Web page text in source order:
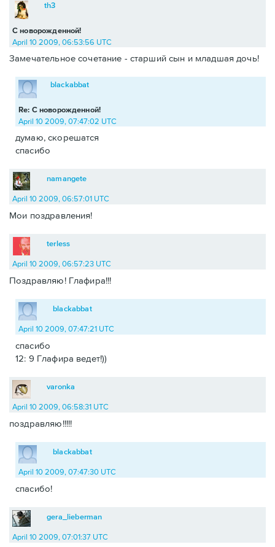
С новорожденной!
th3
April 10 2009, 06:53:56 UTC
Замечательное сочетание - старший сын и младшая дочь!
Re: С новорожденной!
blackabbat
April 10 2009, 07:47:02 UTC
думаю, скорешатся
спасибо
namangete
April 10 2009, 06:57:01 UTC
Мои поздравления!
terless
April 10 2009, 06:57:23 UTC
Поздравляю! Глафира!!!
blackabbat
April 10 2009, 07:47:21 UTC
спасибо
12: 9 Глафира ведет!))
varonka
April 10 2009, 06:58:31 UTC
поздравляю!!!!!
blackabbat
April 10 2009, 07:47:30 UTC
спасибо!
gera_lieberman
April 10 2009, 07:01:37 UTC